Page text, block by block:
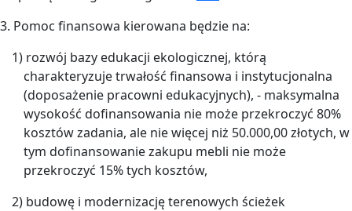
3. Pomoc finansowa kierowana będzie na:
1) rozwój bazy edukacji ekologicznej, którą
charakteryzuje trwałość finansowa i instytucjonalna
(doposażenie pracowni edukacyjnych), - maksymalna
wysokość dofinansowania nie może przekroczyć 80%
kosztów zadania, ale nie więcej niż 50.000,00 złotych, w
tym dofinansowanie zakupu mebli nie może
przekroczyć 15% tych kosztów,
2) budowę i modernizację terenowych ścieżek